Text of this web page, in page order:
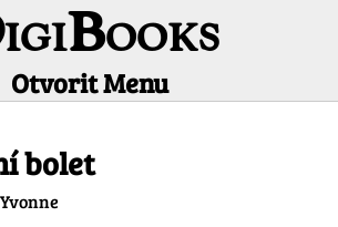
Otvorit Menu
bolet